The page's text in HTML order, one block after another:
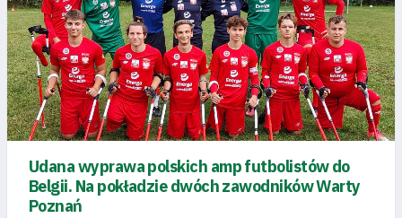
Udana wyprawa polskich amp futbolistów do
Belgii. Na pokładzie dwóch zawodników Warty
Poznań